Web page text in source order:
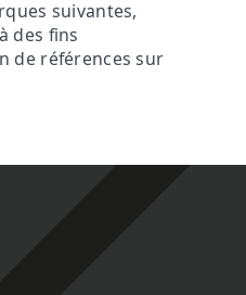
suivantes,
des fins
de références sur